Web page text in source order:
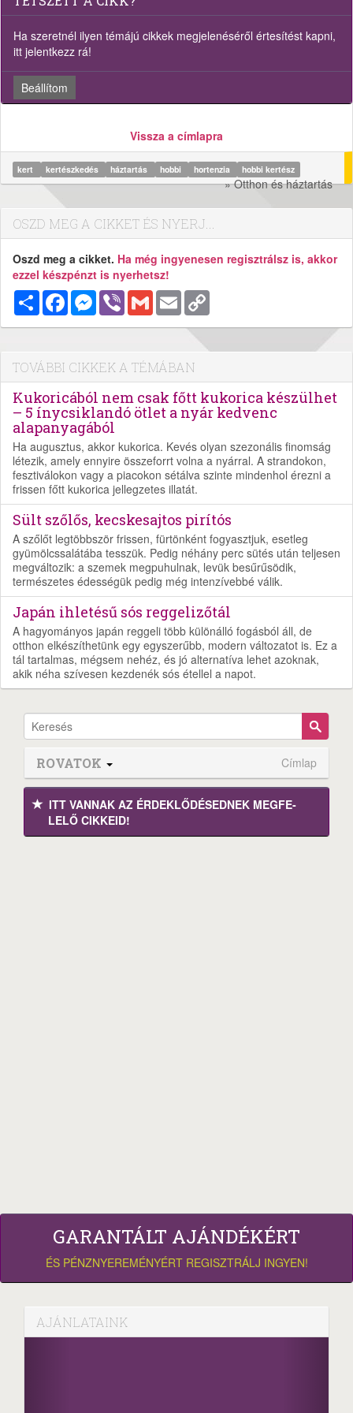
Ha szeretnél ilyen témájú cikkek megjelenéséről értesítést kapni,
itt jelentkezz rá!
Beállítom
Vissza a címlapra
kert kertészkedés háztartás hobbi hortenzia hobbi kertész
» Otthon és háztartás
OSZD MEG A CIKKET ÉS NYERJ...
Oszd meg a cikket. Ha még ingyenesen regisztrálsz is, akkor
ezzel készpénzt is nyerhetsz!
MegosztásFacebookMessenger
Viber Gmail Email
TOVÁBBI CIKKEK A TÉMÁBAN
Kukoricából nem csak főtt kukorica készülhet
– 5 ínycsiklandó ötlet a nyár kedvenc
alapanyagából
Ha augusztus, akkor kukorica. Kevés olyan szezonális finomság
létezik, amely ennyire összeforrt volna a nyárral. A strandokon,
fesztiválokon vagy a piacokon sétálva szinte mindenhol érezni a
frissen főtt kukorica jellegzetes illatát.
Sült szőlős, kecskesajtos pirítós
A szőlőt legtöbbször frissen, fürtönként fogyasztjuk, esetleg
gyümölcssalátába tesszük. Pedig néhány perc sütés után teljesen
megváltozik: a szemek megpuhulnak, levük besűrűsödik,
természetes édességük pedig még intenzívebbé válik.
Japán ihletésű sós reggelizőtál
A hagyományos japán reggeli több különálló fogásból áll, de
otthon elkészíthetünk egy egyszerűbb, modern változatot is. Ez a
tál tartalmas, mégsem nehéz, és jó alternatíva lehet azoknak,
akik néha szívesen kezdenék sós étellel a napot.
ROVATOK Címlap
ITT VANNAK AZ ÉRDEK­LŐDÉ­SEDNEK MEGFE­
LELŐ CIKKEID!
GARANTÁLT AJÁNDÉKÉRT
ÉS PÉNZNYEREMÉNYÉRT REGISZTRÁLJ INGYEN!
AJÁNLATAINK